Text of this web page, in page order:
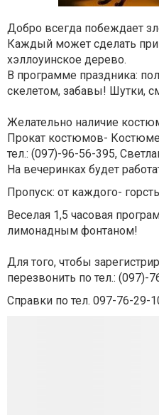
Добро всегда побеждает
Каждый может сделать
хэллоуинское дерево.
В программе праздника:
скелетом, забавы! Шутки,
Желательно наличие
Прокат костюмов-
тел.: (097)-96-56-395,
На вечеринках будет
Пропуск: от каждого-
Веселая 1,5 часовая
лимонадным фонтаном!
Для того, чтобы
перезвонить по тел.: (097)-
Справки по тел. 097-76-29-